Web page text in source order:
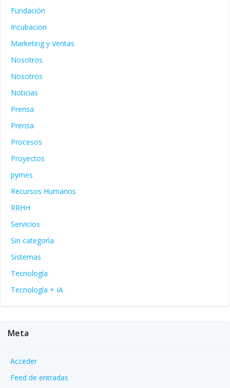
Fundación
Incubacion
Marketing y Ventas
Nosotros
Nosotros
Noticias
Prensa
Prensa
Procesos
Proyectos
pymes
Recursos Humanos
RRHH
Servicios
Sin categoría
Sistemas
Tecnología
Tecnología + IA
Meta
Acceder
Feed de entradas